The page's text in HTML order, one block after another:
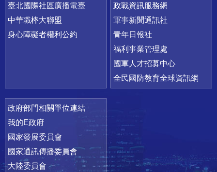
臺北國際社區廣播電臺
中華職棒大聯盟
身心障礙者權利公約
政戰資訊服務網
軍事新聞通訊社
青年日報社
福利事業管理處
國軍人才招募中心
全民國防教育全球資訊網
政府部門相關單位連結
我的E政府
國家發展委員會
國家通訊傳播委員會
大陸委員會